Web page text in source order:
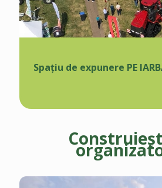
Spațiu de expunere PE